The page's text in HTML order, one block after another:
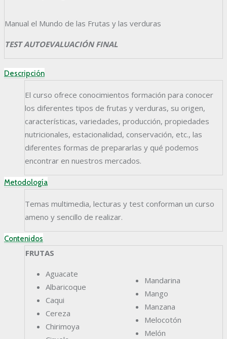
Manual el Mundo de las Frutas y las verduras
TEST AUTOEVALUACIÓN FINAL
Descripción
El curso ofrece conocimientos formación para conocer
los diferentes tipos de frutas y verduras, su origen,
características, variedades, producción, propiedades
nutricionales, estacionalidad, conservación, etc., las
diferentes formas de prepararlas y qué podemos
encontrar en nuestros mercados.
Metodología
Temas multimedia, lecturas y test conforman un curso
ameno y sencillo de realizar.
Contenidos
FRUTAS
Aguacate
Albaricoque
Caqui
Cereza
Chirimoya
Mandarina
Mango
Manzana
Melocotón
Melón